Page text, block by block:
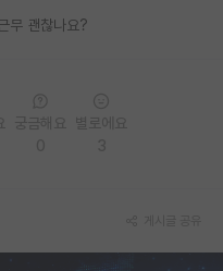
무 괜찮나요?